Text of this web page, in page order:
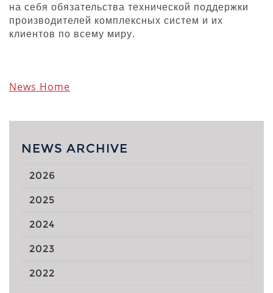
на себя обязательства технической поддержки
производителей комплексных систем и их
клиентов по всему миру.
News Home
NEWS ARCHIVE
2026
2025
2024
2023
2022